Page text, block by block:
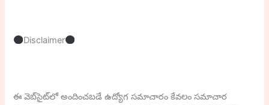
Disclaimer
ఈ వెబ్‌సైట్‌లో అందించబడే ఉద్యోగ సమాచారం కేవలం సమాచార